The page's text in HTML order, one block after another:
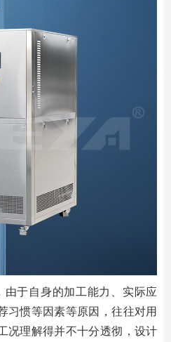
由于自身的加工能力、实际应
习惯等因素等原因，往往对用
况理解得并不十分透彻，设计